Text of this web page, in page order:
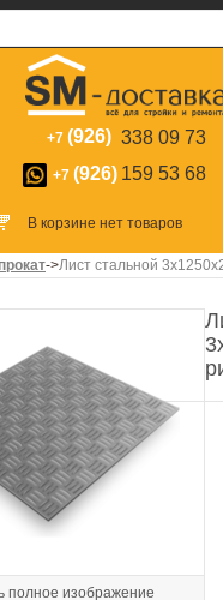
+7 (926) 338 09 73
+7 (926) 159 53 68
В корзине нет товаров
->Лист стальной
полное изображение